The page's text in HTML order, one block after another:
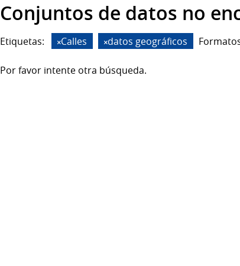
Conjuntos de datos no
Etiquetas: Calles datos geográficos
Por favor intente otra búsqueda.